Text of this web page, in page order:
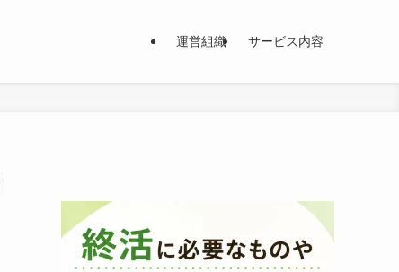
運営組織 サービス内容